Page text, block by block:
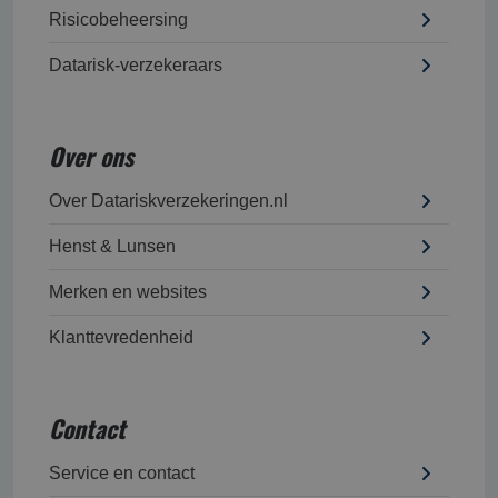
Risicobeheersing
Datarisk-verzekeraars
Over ons
Over Datariskverzekeringen.nl
Henst & Lunsen
Merken en websites
Klanttevredenheid
Contact
Service en contact